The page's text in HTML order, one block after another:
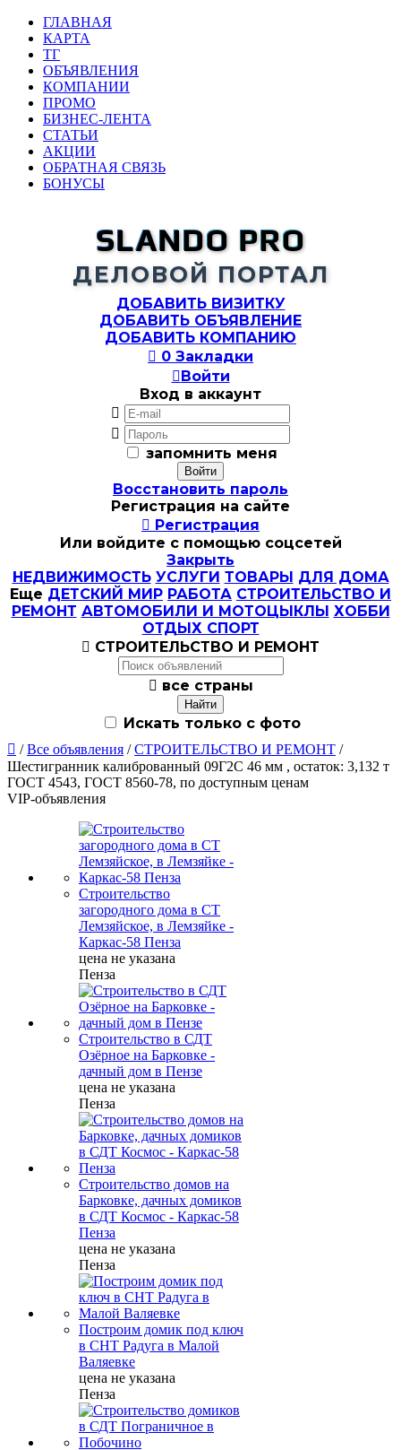
ГЛАВНАЯ
КАРТА
ТГ
ОБЪЯВЛЕНИЯ
КОМПАНИИ
ПРОМО
БИЗНЕС-ЛЕНТА
СТАТЬИ
АКЦИИ
ОБРАТНАЯ СВЯЗЬ
БОНУСЫ
SLANDO PRO
ДЕЛОВОЙ ПОРТАЛ
ДОБАВИТЬ ВИЗИТКУ
ДОБАВИТЬ ОБЪЯВЛЕНИЕ
ДОБАВИТЬ КОМПАНИЮ
 0 Закладки
Войти
Вход в аккаунт


запомнить меня
Восстановить пароль
Регистрация на сайте
 Регистрация
Или войдите с помощью соцсетей
Закрыть
НЕДВИЖИМОСТЬ УСЛУГИ ТОВАРЫ ДЛЯ ДОМА
Еще ДЕТСКИЙ МИР РАБОТА СТРОИТЕЛЬСТВО И
РЕМОНТ АВТОМОБИЛИ И МОТОЦЫКЛЫ ХОББИ
ОТДЫХ СПОРТ
 СТРОИТЕЛЬСТВО И РЕМОНТ
 все страны
Искать только с фото
 /Все объявления /СТРОИТЕЛЬСТВО И РЕМОНТ /
Шестигранник калиброванный 09Г2С 46 мм , остаток: 3,132 т
ГОСТ 4543, ГОСТ 8560-78, по доступным ценам
VIP-объявления
Строительство
загородного дома в СТ
Лемзяйское, в Лемзяйке -
Каркас-58 Пенза
цена не указана
Пенза
Строительство в СДТ
Озёрное на Барковке -
дачный дом в Пензе
цена не указана
Пенза
Строительство домов на
Барковке, дачных домиков
в СДТ Космос - Каркас-58
Пенза
цена не указана
Пенза
Построим домик под ключ
в СНТ Радуга в Малой
Валяевке
цена не указана
Пенза